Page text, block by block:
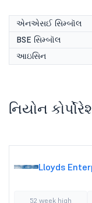
એનએસઈ સિમ્બૉલ
BSE સિમ્બૉલ
આઇસિન
નિયોન
Lloyds
52 week high